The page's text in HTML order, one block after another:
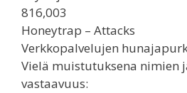
816,003
Honeytrap – Attacks
Verkkopalvelujen
Vielä muistutuksena nimien
vastaavuus: